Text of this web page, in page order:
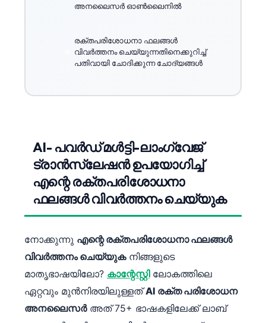
അനലൈസർ ഓൺലൈനിൽ
രക്തപരിശോധനാ ഫലങ്ങൾ
വിവർത്തനം ചെയ്യുന്നതിനെക്കുറിച്ച്
പതിവായി ചോദിക്കുന്ന ചോദ്യങ്ങൾ
AI- പവർഡ് മൾട്ടി-ലാംഗ്വേജ്
ട്രാൻസ്ലേഷൻ ഉപയോഗിച്ച്
എന്റെ രക്തപരിശോധനാ
ഫലങ്ങൾ വിവർത്തനം ചെയ്യുക
നോക്കുന്നു എന്റെ രക്തപരിശോധനാ ഫലങ്ങൾ
വിവർത്തനം ചെയ്യുകനിങ്ങളുടെ
മാതൃഭാഷയിലോ? കാന്റേസ്റ്റിലോകത്തിലെ
ഏറ്റവും മുൻനിരയിലുള്ളത്AI രക്ത പരിശോധന
അനലൈസർഅത് 75+ ഭാഷകളിലേക്ക് ലാബ്